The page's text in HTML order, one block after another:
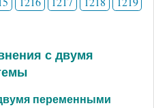
с двумя
переменными